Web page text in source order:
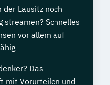
der Lausitz noch
streamen? Schnelles
vor allem auf
Das
mit Vorurteilen und